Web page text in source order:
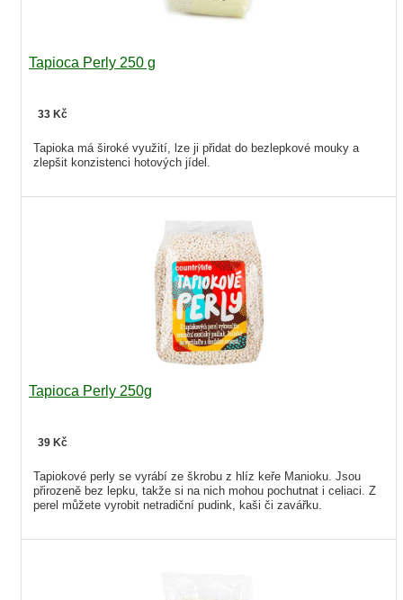
Tapioca Perly 250 g
33 Kč
Tapioka má široké využití, lze ji přidat do bezlepkové mouky a
zlepšit konzistenci hotových jídel.
Tapioca Perly 250g
39 Kč
Tapiokové perly se vyrábí ze škrobu z hlíz keře Manioku. Jsou
přirozeně bez lepku, takže si na nich mohou pochutnat i celiaci. Z
perel můžete vyrobit netradiční pudink, kaši či zavářku.